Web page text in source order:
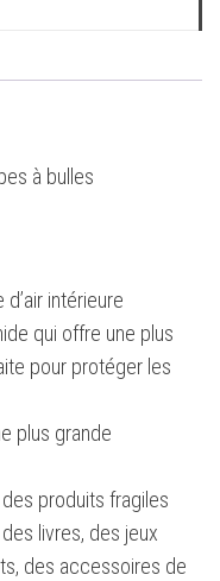
à bulles
intérieure
qui offre une plus
pour protéger les
plus grande
produits fragiles
livres, des jeux
des accessoires de